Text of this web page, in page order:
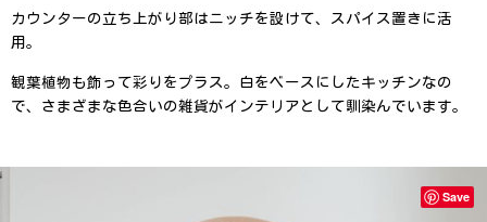
カウンターの立ち上がり部はニッチを設けて、スパイス置きに活
用。
観葉植物も飾って彩りをプラス。白をベースにしたキッチンなの
で、さまざまな色合いの雑貨がインテリアとして馴染んでいます。
Save